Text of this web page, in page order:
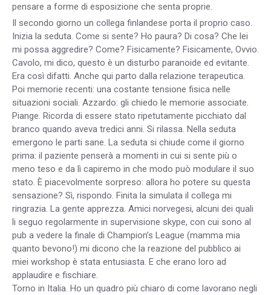
pensare a forme di esposizione che senta proprie.
Il secondo giorno un collega finlandese porta il proprio caso.
Inizia la seduta. Come si sente? Ho paura? Di cosa? Che lei
mi possa aggredire? Come? Fisicamente? Fisicamente, Ovvio.
Cavolo, mi dico, questo è un disturbo paranoide ed evitante.
Era così difatti. Anche qui parto dalla relazione terapeutica.
Poi memorie recenti: una costante tensione fisica nelle
situazioni sociali. Azzardo: gli chiedo le memorie associate.
Piange. Ricorda di essere stato ripetutamente picchiato dal
branco quando aveva tredici anni. Si rilassa. Nella seduta
emergono le parti sane. La seduta si chiude come il giorno
prima: il paziente penserà a momenti in cui si sente più o
meno teso e da lì capiremo in che modo può modulare il suo
stato. È piacevolmente sorpreso: allora ho potere su questa
sensazione? Sì, rispondo. Finita la simulata il collega mi
ringrazia. La gente apprezza. Amici norvegesi, alcuni dei quali
li seguo regolarmente in supervisione skype, con cui sono al
pub a vedere la finale di Champion’s League (mamma mia
quanto bevono!) mi dicono che la reazione del pubblico ai
miei workshop è stata entusiasta. E che erano loro ad
applaudire e fischiare.
Torno in Italia. Ho un quadro più chiaro di come lavorano negli